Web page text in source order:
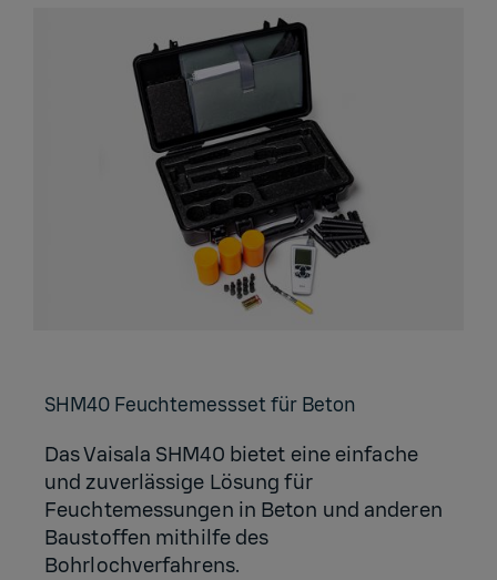
SHM40 Feuch­te­mess­set für Beton
Das Vaisala SHM40 bietet eine einfache
und zuverlässige Lösung für
Feuchtemessungen in Beton und anderen
Baustoffen mithilfe des
Bohrlochverfahrens.